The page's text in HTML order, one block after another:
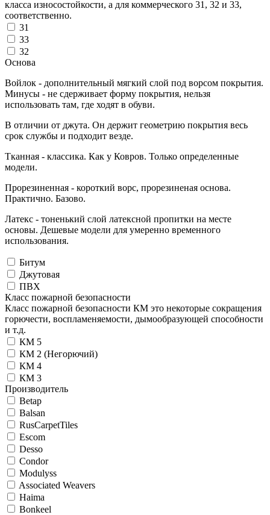
класса износостойкости, а для коммерческого 31, 32 и 33,
соответственно.
31
33
32
Основа
Войлок - дополнительный мягкий слой под ворсом покрытия.
Минусы - не сдерживает форму покрытия, нельзя
использовать там, где ходят в обуви.
В отличии от джута. Он держит геометрию покрытия весь
срок службы и подходит везде.
Тканная - классика. Как у Ковров. Только определенные
модели.
Прорезиненная - короткий ворс, прорезиненая основа.
Практично. Базово.
Латекс - тоненький слой латексной пропитки на месте
основы. Дешевые модели для умеренно временного
использования.
Битум
Джутовая
ПВХ
Класс пожарной безопасности
Класс пожарной безопасности КМ это некоторые сокращения
горючести, воспламеняемости, дымообразующей способности
и т.д.
КМ 5
КМ 2 (Негорючий)
КМ 4
КМ 3
Производитель
Betap
Balsan
RusCarpetTiles
Escom
Desso
Condor
Modulyss
Associated Weavers
Haima
Bonkeel